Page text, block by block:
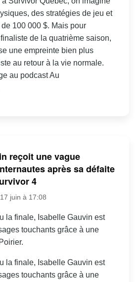
des stratégies de jeu et
100 000 $. Mais pour
de la quatrième saison,
une empreinte bien plus
au retour à la vie normale.
au podcast Au
reçoit une vague
après sa défaite
4
juin à 17:08
la finale, Isabelle Gauvin est
touchants grâce à une
la finale, Isabelle Gauvin est
touchants grâce à une